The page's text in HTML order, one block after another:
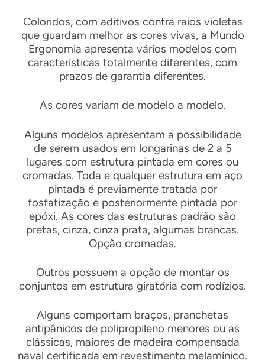
Coloridos, com aditivos contra raios violetas
que guardam melhor as cores vivas, a Mundo
Ergonomia apresenta vários modelos com
características totalmente diferentes, com
prazos de garantia diferentes.
As cores variam de modelo a modelo.
Alguns modelos apresentam a possibilidade
de serem usados em longarinas de 2 a 5
lugares com estrutura pintada em cores ou
cromadas. Toda e qualquer estrutura em aço
pintada é previamente tratada por
fosfatização e posteriormente pintada por
epóxi. As cores das estruturas padrão são
pretas, cinza, cinza prata, algumas brancas.
Opção cromadas.
Outros possuem a opção de montar os
conjuntos em estrutura giratória com rodízios.
Alguns comportam braços, pranchetas
antipânicos de polipropileno menores ou as
clássicas, maiores de madeira compensada
naval certificada em revestimento melamínico.